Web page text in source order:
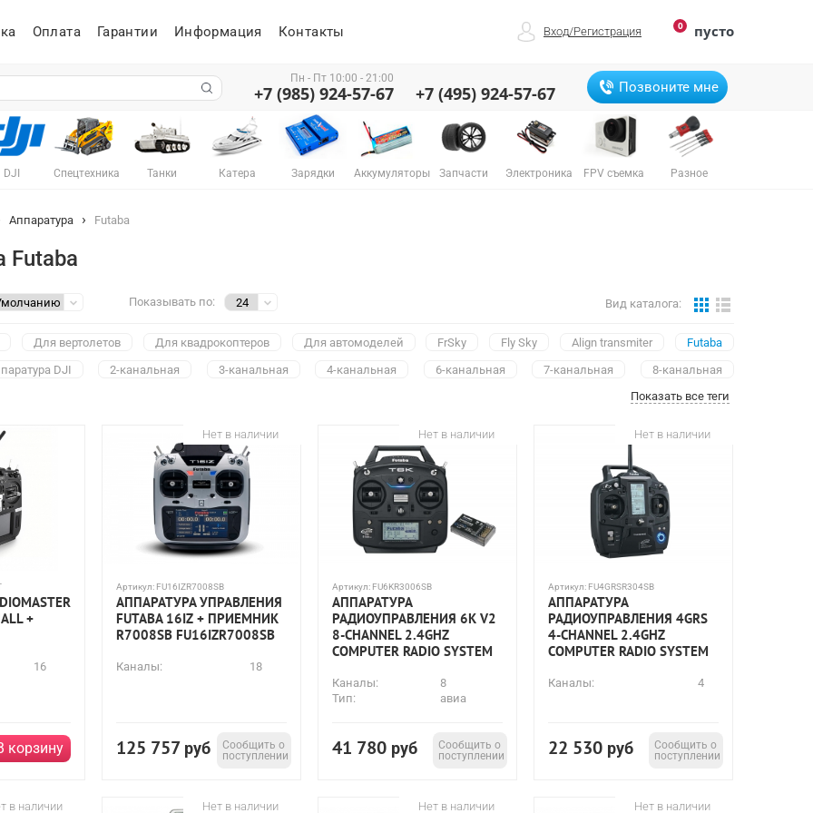
0 пусто
Вход/Регистрация
Оплата Гарантии Информация Контакты
Пн - Пт 10:00 - 21:00
+7 (985) 924-57-67 +7 (495) 924-57-67 Позвоните мне
DJI Спецтехника Танки Катера Зарядки Аккумуляторы Запчасти Электроника FPV съемка Разное
Аппаратура Futaba
Futaba
Вид каталога:
Показывать по:
Для вертолетов Для квадрокоптеров Для автомоделей FrSky Fly Sky Align transmiter
Futaba
DJI 2-канальная 3-канальная 4-канальная 6-канальная 7-канальная
8-канальная
Показать все теги
+
16
корзину
Нет в наличии
Артикул: FU16IZR7008SB
АППАРАТУРА УПРАВЛЕНИЯ
FUTABA 16IZ + ПРИЕМНИК
R7008SB FU16IZR7008SB
Каналы: 18
125 757 руб
Сообщить о
поступлении
Нет в наличии
Артикул: FU6KR3006SB
АППАРАТУРА
РАДИОУПРАВЛЕНИЯ 6K V2
8-CHANNEL 2.4GHZ
COMPUTER RADIO SYSTEM
Каналы:
8
Тип:
авиа
41 780 руб
Сообщить о
поступлении
Нет в наличии
Артикул: FU4GRSR304SB
АППАРАТУРА
РАДИОУПРАВЛЕНИЯ 4GRS
4-CHANNEL 2.4GHZ
COMPUTER RADIO SYSTEM
Каналы: 4
22 530 руб
Сообщить о
поступлении
в наличии Нет в наличии Нет в наличии Нет в наличии